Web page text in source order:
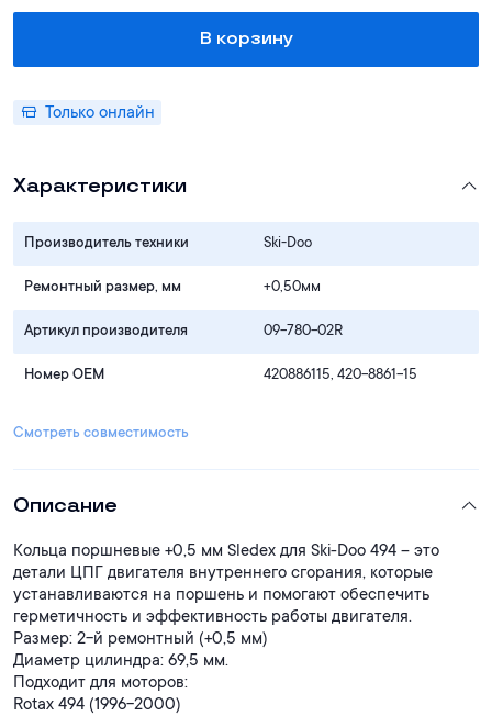
В корзину
Только онлайн
Характеристики
Производитель техники Ski-Doo
Ремонтный размер, мм +0,50мм
Артикул производителя 09-780-02R
Номер OEM 420886115, 420-8861-15
Смотреть совместимость
Описание
Кольца поршневые +0,5 мм Sledex для Ski-Doo 494 – это
детали ЦПГ двигателя внутреннего сгорания, которые
устанавливаются на поршень и помогают обеспечить
герметичность и эффективность работы двигателя.
Размер: 2-й ремонтный (+0,5 мм)
Диаметр цилиндра: 69,5 мм.
Подходит для моторов:
Rotax 494 (1996-2000)